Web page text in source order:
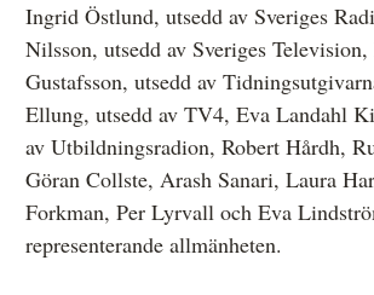
Ingrid Östlund, utsedd av Sveriges
Nilsson, utsedd av Sveriges
Gustafsson, utsedd av
Ellung, utsedd av TV4, Eva Landahl
av Utbildningsradion, Robert Hårdh,
Göran Collste, Arash Sanari, Laura
Forkman, Per Lyrvall och Eva
representerande allmänheten.